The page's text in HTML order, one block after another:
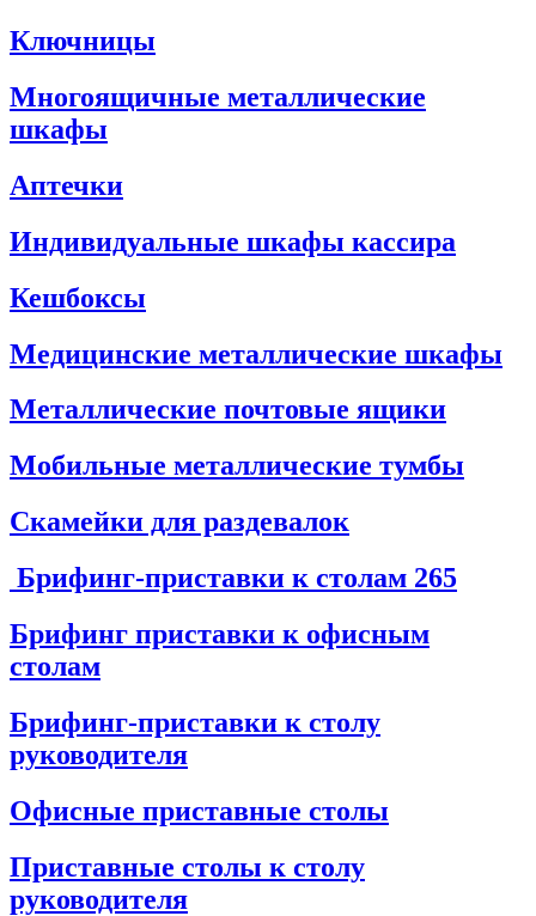
Ключницы
Многоящичные металлические
шкафы
Аптечки
Индивидуальные шкафы кассира
Кешбоксы
Медицинские металлические шкафы
Металлические почтовые ящики
Мобильные металлические тумбы
Скамейки для раздевалок
Брифинг-приставки к столам 265
Брифинг приставки к офисным
столам
Брифинг-приставки к столу
руководителя
Офисные приставные столы
Приставные столы к столу
руководителя